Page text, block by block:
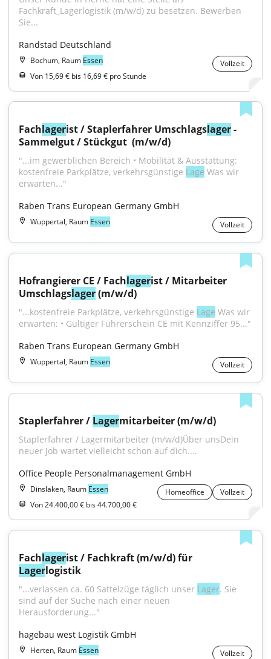
Fachkraft_Lagerlogistik (m/w/d) zu besetzen. Bewerben
Sie...
Randstad Deutschland
Bochum, Raum Essen
Vollzeit
Von 15,69 € bis 16,69 € pro Stunde
Fachlagerist / Staplerfahrer Umschlagslager -
Sammelgut / Stückgut ​ (m/w/d)
"...im gewerblichen Bereich • Mobilität & Ausstattung:
kostenfreie Parkplätze, verkehrsgünstige Lage Was wir
erwarten..."
Raben Trans European Germany GmbH
Wuppertal, Raum Essen Vollzeit
Hofrangierer CE / Fachlagerist / Mitarbeiter
Umschlagslager (m/w/d)
"...kostenfreie Parkplätze, verkehrsgünstige Lage Was wir
erwarten: • Gültiger Führerschein CE mit Kennziffer 95..."
Raben Trans European Germany GmbH
Wuppertal, Raum Essen Vollzeit
Staplerfahrer / Lagermitarbeiter (m/w/d)
Staplerfahrer / Lagermitarbeiter (m/w/d)Über unsDein
neuer Job wartet vielleicht schon auf dich....
Office People Personalmanagement GmbH
Dinslaken, Raum Essen Homeoffice
Vollzeit
Von 24.400,00 € bis 44.700,00 €
Fachlager
Lagerlogistik
"...verlassen ca. 60 Sattelzüge täglich unser Lager. Sie
sind auf der Suche nach einer neuen
Herausforderung..."
hagebau west Logistik GmbH
Herten, Raum Essen Vollzeit